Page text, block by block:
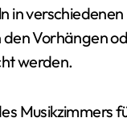
in
den Vorhängen
werden.
Musikzimmers